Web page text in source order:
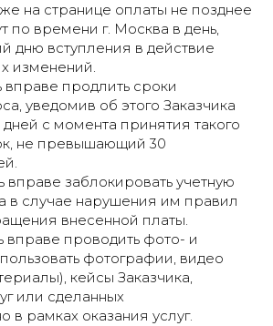
на странице оплаты не позднее
по времени г. Москва в день,
дню вступления в действие
изменений.
вправе продлить сроки
уведомив об этого Заказчика
с момента принятия такого
не превышающий 30
вправе заблокировать учетную
в случае нарушения им правил
внесенной платы.
вправе проводить фото- и
фотографии, видео
кейсы Заказчика,
или сделанных
в рамках оказания услуг.